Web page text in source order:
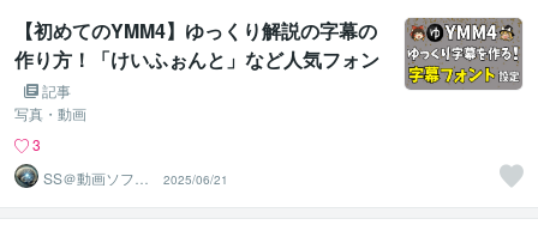
【初めてのYMM4】ゆっくり解説の字幕の
作り方！「けいふぉんと」など人気フォン
トをYMM4で設定する方法をわかりやすく
解説します
記事
写真・動画
3
SS＠動画ソフト
ウェアエンジニ
ア
2025/06/21